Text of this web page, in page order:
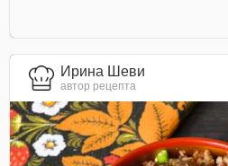
Ирина Шеви
автор рецепта